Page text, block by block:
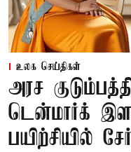
உலக செய்திகள்
அரச
டென்மார்க்
பயிற்சியில்